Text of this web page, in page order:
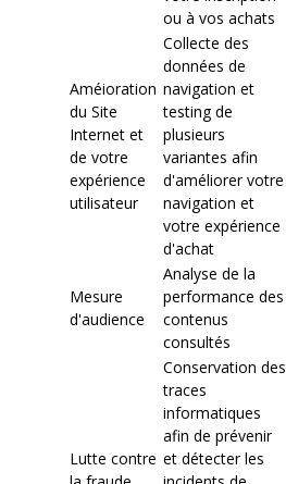
ou à vos achats
Améioration
du Site
Internet et
de votre
expérience
utilisateur
Collecte des
données de
navigation et
testing de
plusieurs
variantes afin
d'améliorer votre
navigation et
votre expérience
d'achat
Mesure
d'audience
Analyse de la
performance des
contenus
consultés
Lutte contre
Conservation des
traces
informatiques
afin de prévenir
et détecter les